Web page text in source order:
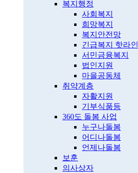
복지행정
사회복지
희망복지
복지안전망
긴급복지 핫라인
서민금융복지
법인지원
마을공동체
취약계층
자활지원
기부식품등
360도 돌봄 사업
누구나돌봄
어디나돌봄
언제나돌봄
보훈
의사상자